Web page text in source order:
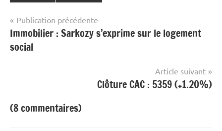
Navigation
de
l’article
Publication précédente
Immobilier : Sarkozy s’exprime sur le logement
social
Article suivant
Clôture CAC : 5359 (+1.20%)
(8 commentaires)